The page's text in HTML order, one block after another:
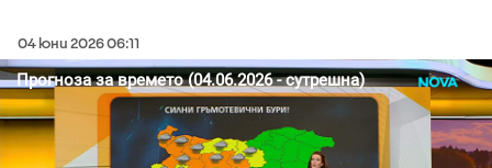
04 юни 2026 06:11